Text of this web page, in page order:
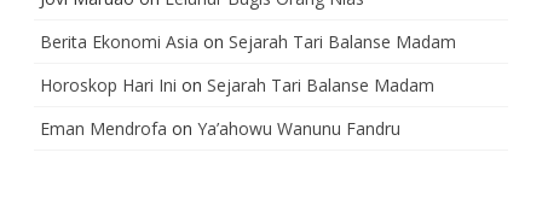
Berita Ekonomi Asia on Sejarah Tari Balanse Madam
Horoskop Hari Ini on Sejarah Tari Balanse Madam
Eman Mendrofa on Ya’ahowu Wanunu Fandru